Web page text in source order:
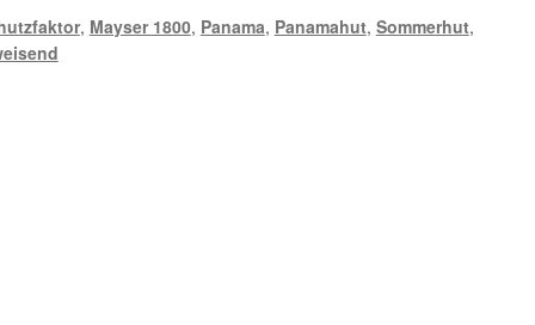
, Mayser 1800, Panama, Panamahut, Sommerhut,